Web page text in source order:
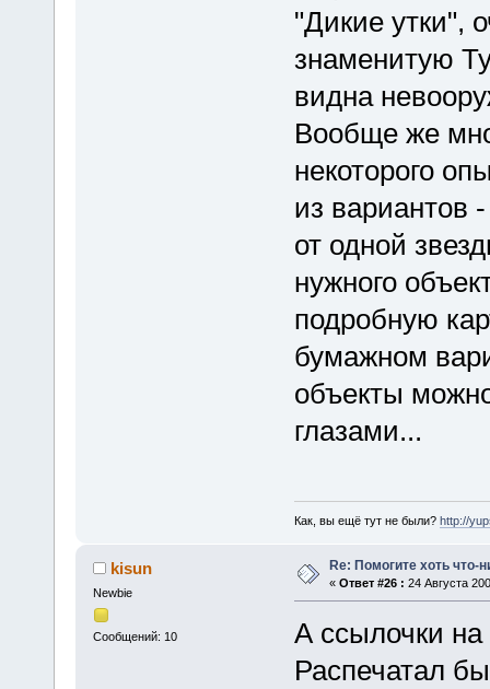
"Дикие утки",
знаменитую
видна
Вообще же
некоторого
из вариантов
от одной
нужного
подробную
бумажном
объекты
глазами...
Как, вы ещё тут не были? http://
kisun
Newbie
Сообщений: 10
Re: Помогите хоть что-
« Ответ #26 : 24 Августа
А ссылочки
Распечатал